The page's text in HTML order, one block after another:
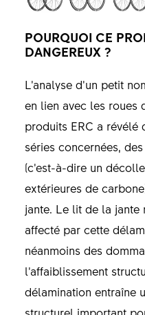
POURQUOI CE
DANGEREUX ?
L’analyse d’un petit
en lien avec les roues
produits ERC a révélé
séries concernées,
(c’est-à-dire un
extérieures de
jante. Le lit de la jante
affecté par cette
néanmoins des
l’affaiblissement
délamination entraîne